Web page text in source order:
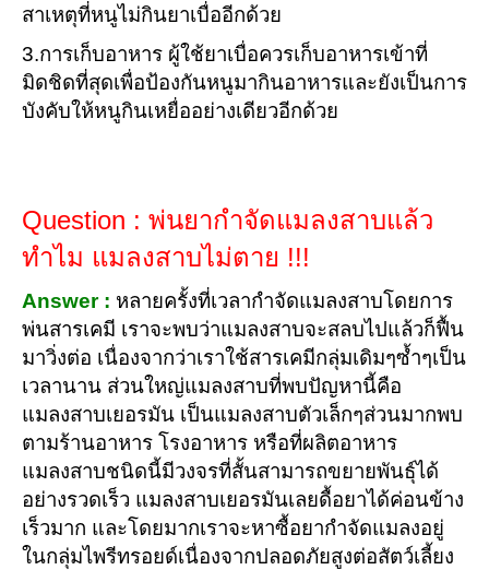
สาเหตุที่หนูไม่กินยาเบื่ออีกด้วย
3.การเก็บอาหาร ผู้ใช้ยาเบื่อควรเก็บอาหารเข้าที่
มิดชิดที่สุดเพื่อป้องกันหนูมากินอาหารและยังเป็นการ
บังคับให้หนูกินเหยื่ออย่างเดียวอีกด้วย
Question : พ่นยากำจัดแมลงสาบแล้ว
ทำไม แมลงสาบไม่ตาย !!!
Answer : หลายครั้งที่เวลากำจัดแมลงสาบโดยการ
พ่นสารเคมี เราจะพบว่าแมลงสาบจะสลบไปแล้วก็ฟื้น
มาวิ่งต่อ เนื่องจากว่าเราใช้สารเคมีกลุ่มเดิมๆซ้ำๆเป็น
เวลานาน ส่วนใหญ่แมลงสาบที่พบปัญหานี้คือ
แมลงสาบเยอรมัน เป็นแมลงสาบตัวเล็กๆส่วนมากพบ
ตามร้านอาหาร โรงอาหาร หรือที่ผลิตอาหาร
แมลงสาบชนิดนี้มีวงจรที่สั้นสามารถขยายพันธุ์ได้
อย่างรวดเร็ว แมลงสาบเยอรมันเลยดื้อยาได้ค่อนข้าง
เร็วมาก และโดยมากเราจะหาซื้อยากำจัดแมลงอยู่
ในกลุ่มไพรีทรอยด์เนื่องจากปลอดภัยสูงต่อสัตว์เลี้ยง